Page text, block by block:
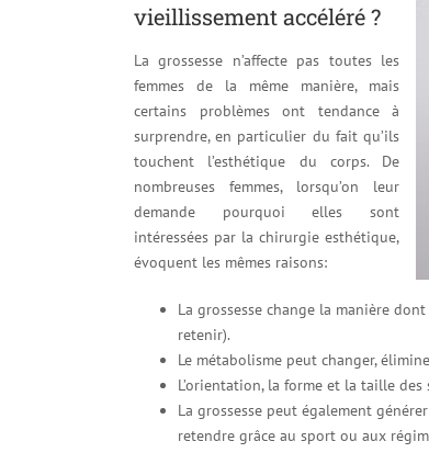
vieillissement accéléré ?
La grossesse n’affecte pas toutes les
femmes de la même manière, mais
certains problèmes ont tendance à
surprendre, en particulier du fait qu’ils
touchent l’esthétique du corps. De
nombreuses femmes, lorsqu’on leur
demande pourquoi elles sont
intéressées par la chirurgie esthétique,
évoquent les mêmes raisons:
La grossesse change la manière
retenir).
Le métabolisme peut changer,
L’orientation, la forme et la taille
La grossesse peut également
retendre grâce au sport ou aux